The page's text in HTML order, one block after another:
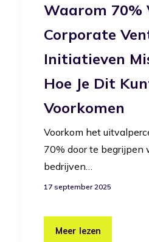
Waarom 70%
Corporate
Initiatieven
Hoe Je Dit
Voorkomen
Voorkom het
70% door te begrijpen
bedrijven…
17 september 2025
Meer lezen